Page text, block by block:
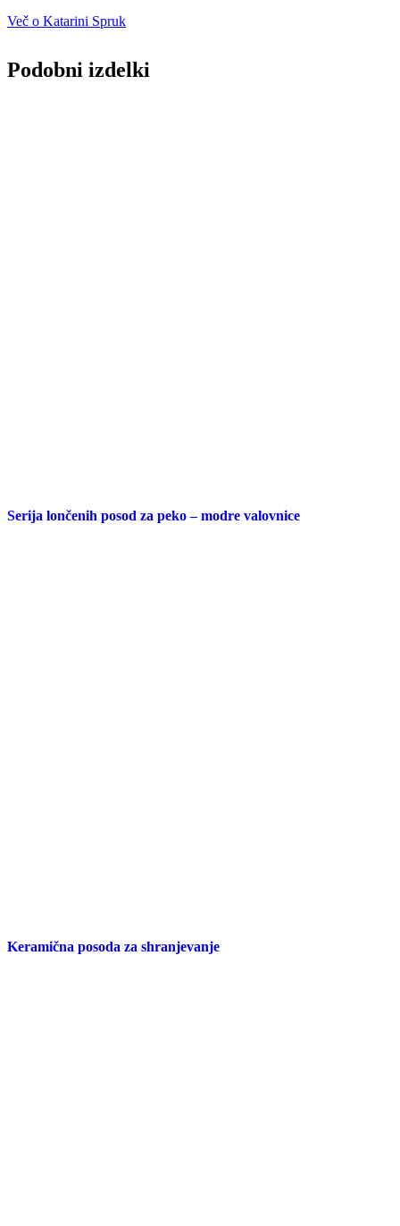
Več o Katarini Spruk
Podobni izdelki
Serija lončenih posod za peko – modre valovnice
Keramična posoda za shranjevanje